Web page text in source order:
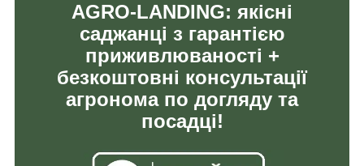
AGRO-LANDING: якісні
саджанці з гарантією
приживлюваності +
безкоштовні консультації
агронома по догляду та
посадці!